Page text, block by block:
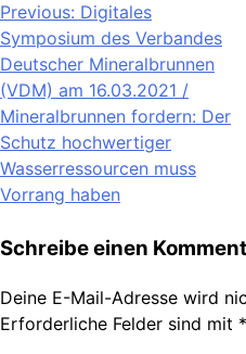
Beitragsnavigation
Previous: Digitales
Symposium des Verbandes
Deutscher Mineralbrunnen
(VDM) am 16.03.2021 /
Mineralbrunnen fordern: Der
Schutz hochwertiger
Wasserressourcen muss
Vorrang haben
Schreibe einen
Deine E-Mail-Adresse wird
Erforderliche Felder sind mit *